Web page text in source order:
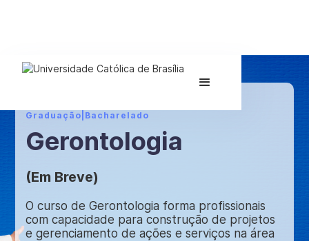
Graduação Bacharelado
Gerontologia
(Em Breve)
O curso de Gerontologia forma profissionais
com capacidade para construção de projetos
e gerenciamento de ações e serviços na área